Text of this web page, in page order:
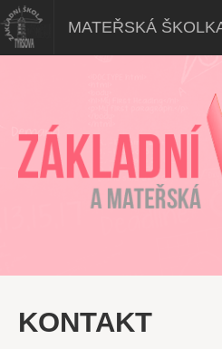
Mateřská škola, Nymburk
MATEŘSKÁ
KONTAKT